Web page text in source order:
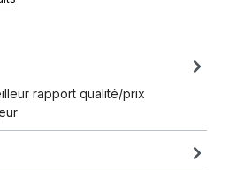
rapport qualité/prix